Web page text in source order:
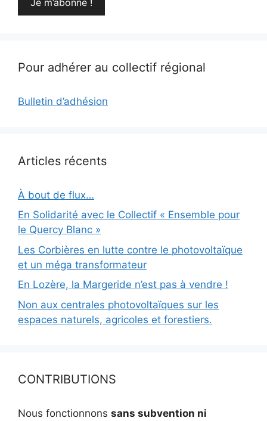
Pour adhérer au collectif régional
Bulletin d’adhésion
Articles récents
À bout de flux…
En Solidarité avec le Collectif « Ensemble pour
le Quercy Blanc »
Les Corbières en lutte contre le photovoltaïque
et un méga transformateur
En Lozère, la Margeride n’est pas à vendre !
Non aux centrales photovoltaïques sur les
espaces naturels, agricoles et forestiers.
CONTRIBUTIONS
Nous fonctionnons sans subvention ni